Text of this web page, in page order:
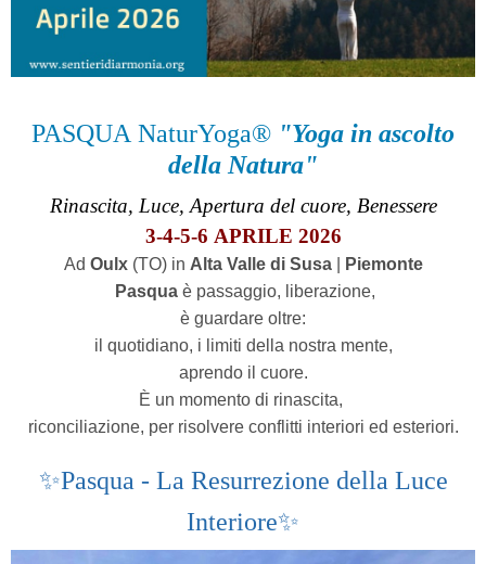
PASQUA NaturYoga® "Yoga in ascolto
della Natura"
Rinascita, Luce, Apertura del cuore, Benessere
3-4-5-6 APRILE 2026
Ad Oulx(TO) in Alta Valle di Susa|
Piemonte
Pasqua è passaggio, liberazione,
è guardare oltre:
il quotidiano, i limiti della nostra mente,
aprendo il cuore.
È un momento di rinascita,
riconciliazione, per risolvere conflitti interiori ed esteriori.
✨Pasqua - La Resurrezione della Luce
Interiore✨